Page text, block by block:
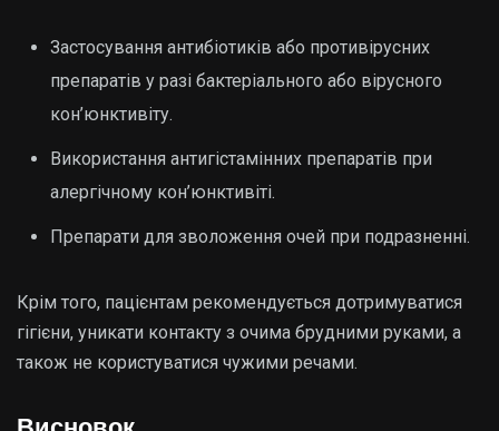
Застосування антибіотиків або противірусних
препаратів у разі бактеріального або вірусного
кон’юнктивіту.
Використання антигістамінних препаратів при
алергічному кон’юнктивіті.
Препарати для зволоження очей при подразненні.
Крім того, пацієнтам рекомендується дотримуватися
гігієни, уникати контакту з очима брудними руками, а
також не користуватися чужими речами.